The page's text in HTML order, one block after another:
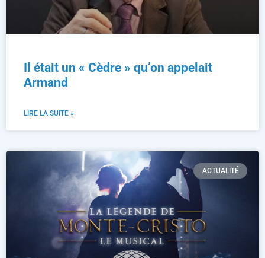
Il était un « Cèdre » qu’on appelait
Armand
LIRE LA SUITE »
ACTUALITÉ